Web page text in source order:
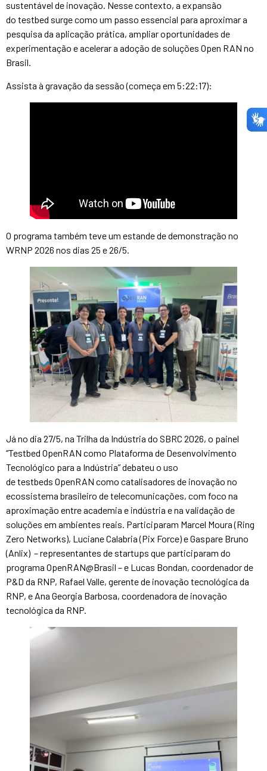
sustentável de inovação. Nesse contexto, a expansão
do testbed surge como um passo essencial para aproximar a
pesquisa da aplicação prática, ampliar oportunidades de
experimentação e acelerar a adoção de soluções Open RAN no
Brasil.
Assista à gravação da sessão (começa em 5:22:17):
O programa também teve um estande de demonstração no
WRNP 2026 nos dias 25 e 26/5.
Já no dia 27/5, na Trilha da Indústria do SBRC 2026, o painel
“Testbed OpenRAN como Plataforma de Desenvolvimento
Tecnológico para a Indústria” debateu o uso
de testbeds OpenRAN como catalisadores de inovação no
ecossistema brasileiro de telecomunicações, com foco na
aproximação entre academia e indústria e na validação de
soluções em ambientes reais. Participaram Marcel Moura (Ring
Zero Networks), Luciane Calabria (Pix Force) e Gaspare Bruno
(Anlix) – representantes de startups que participaram do
programa OpenRAN@Brasil – e Lucas Bondan, coordenador de
P&D da RNP, Rafael Valle, gerente de inovação tecnológica da
RNP, e Ana Georgia Barbosa, coordenadora de inovação
tecnológica da RNP.